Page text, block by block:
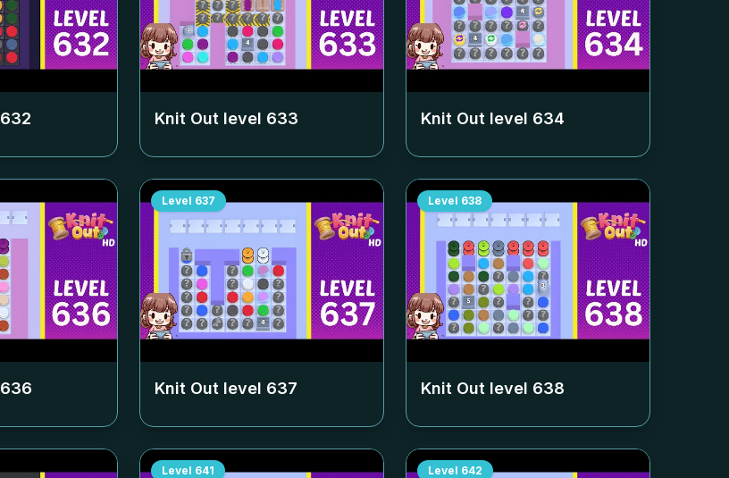
632 Knit Out level 633 Knit Out level 634
636
Level 637
Knit Out level 637
Level 638
Knit Out level 638
Level 641 Level 642